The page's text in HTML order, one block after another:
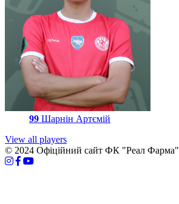
99 Шарнін Артємій
View all players
© 2024 Офіційний сайт ФК "Реал Фарма"